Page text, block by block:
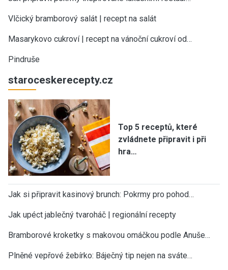
Vlčický bramborový salát | recept na salát
Masarykovo cukroví | recept na vánoční cukroví od…
Pindruše
staroceskerecepty.cz
Top 5 receptů, které
zvládnete připravit i při
hra…
Jak si připravit kasinový brunch: Pokrmy pro pohod…
Jak upéct jablečný tvaroháč | regionální recepty
Bramborové kroketky s makovou omáčkou podle Anuše…
Plněné vepřové žebírko: Báječný tip nejen na sváte…